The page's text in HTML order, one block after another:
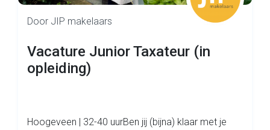
Door JIP makelaars
Vacature Junior Taxateur (in
opleiding)
Hoogeveen | 32-40 uurBen jij (bijna) klaar met je